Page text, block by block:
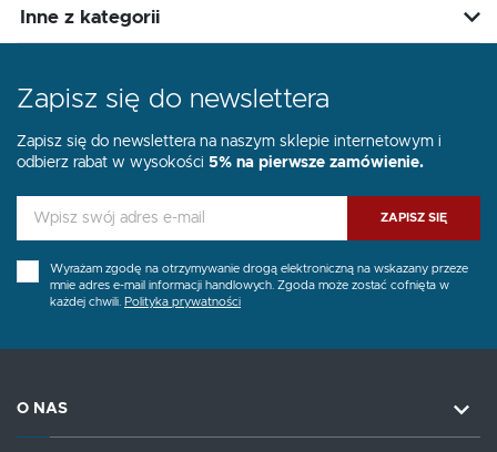
Inne z kategorii
Zapisz się do newslettera
Zapisz się do newslettera na naszym sklepie internetowym i
odbierz rabat w wysokości 5% na pierwsze zamówienie.
ZAPISZ SIĘ
Wyrażam zgodę na otrzymywanie drogą elektroniczną na wskazany przeze
mnie adres e-mail informacji handlowych. Zgoda może zostać cofnięta w
każdej chwili. Polityka prywatności
O NAS